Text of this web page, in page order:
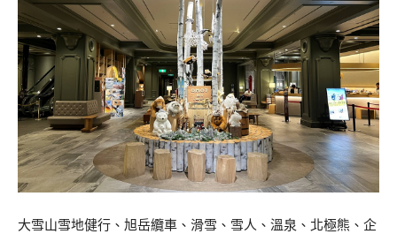
大雪山雪地健行、旭岳纜車、滑雪、雪人、溫泉、北極熊、企